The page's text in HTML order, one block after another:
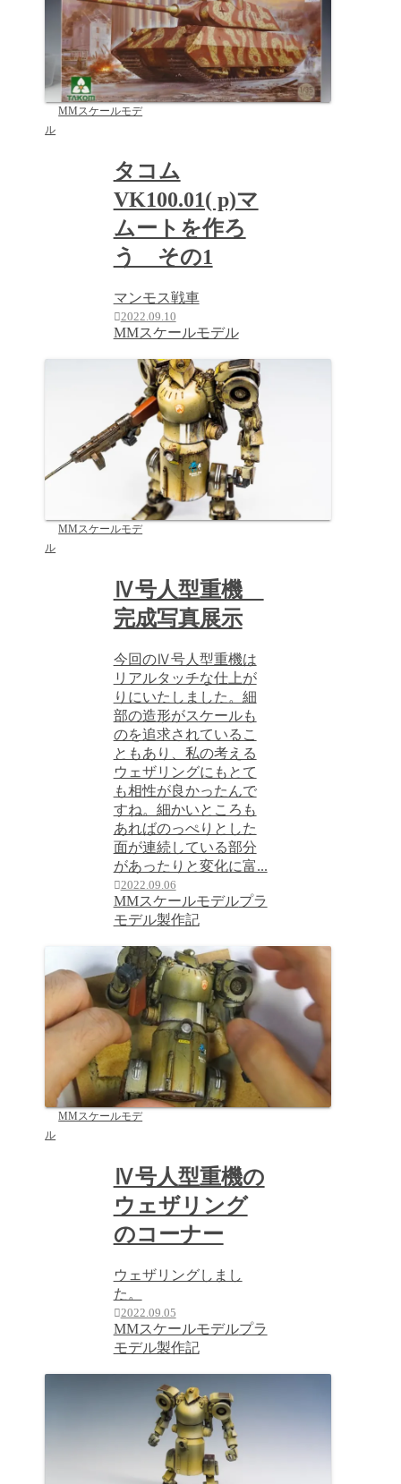
MMスケールモデ
ル
タコム
VK100.01( p)マ
ムートを作ろ
う その1
マンモス戦車
2022.09.10
MMスケールモデル
MMスケールモデ
ル
Ⅳ号人型重機
完成写真展示
今回のⅣ号人型重機は
リアルタッチな仕上が
りにいたしました。細
部の造形がスケールも
のを追求されているこ
ともあり、私の考える
ウェザリングにもとて
も相性が良かったんで
すね。細かいところも
あればのっぺりとした
面が連続している部分
があったりと変化に富...
2022.09.06
MMスケールモデルプラ
モデル製作記
MMスケールモデ
ル
Ⅳ号人型重機の
ウェザリング
のコーナー
ウェザリングしまし
た。
2022.09.05
MMスケールモデルプラ
モデル製作記